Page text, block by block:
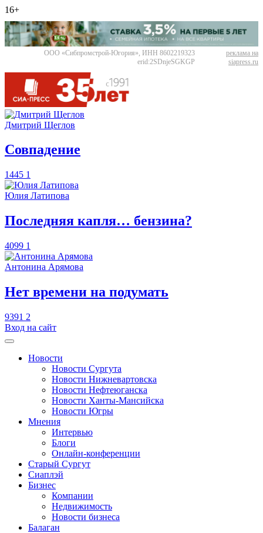
16+
ООО «Сибпромстрой-Югория», ИНН 8602219323
erid:2SDnjeSGKGP
реклама на
siapress.ru
Дмитрий Щеглов
​Совпадение
1445 1
Юлия Латипова
​Последняя капля… бензина?
4099 1
Антонина Арямова
​Нет времени на подумать
9391 2
Вход на сайт
Новости
Новости Сургута
Новости Нижневартовска
Новости Нефтеюганска
Новости Ханты-Мансийска
Новости Югры
Мнения
Интервью
Блоги
Онлайн-конференции
Старый Сургут
Сиаплэй
Бизнес
Компании
Недвижимость
Новости бизнеса
Балаган